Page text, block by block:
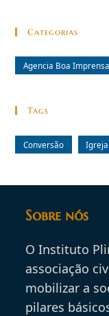
Categorias
Agencia Boa Imprensa
Tags
Conversão
Sobre nós
O Instituto
associação
mobilizar a
pilares